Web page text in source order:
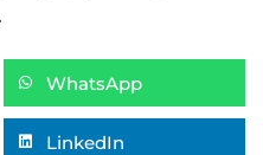
WhatsApp
LinkedIn